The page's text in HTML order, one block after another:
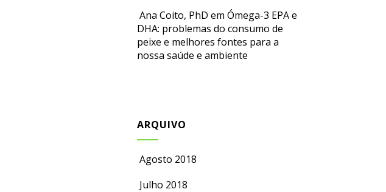
Ana Coito, PhD em Ómega-3 EPA e
DHA: problemas do consumo de
peixe e melhores fontes para a
nossa saúde e ambiente
ARQUIVO
Agosto 2018
Julho 2018